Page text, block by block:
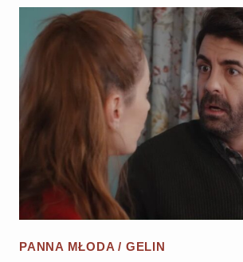
166:
SZOKUJĄCE
WYZNANIE
MELIHA!
„TO
JA
HANCER!”
PANNA MŁODA / GELIN